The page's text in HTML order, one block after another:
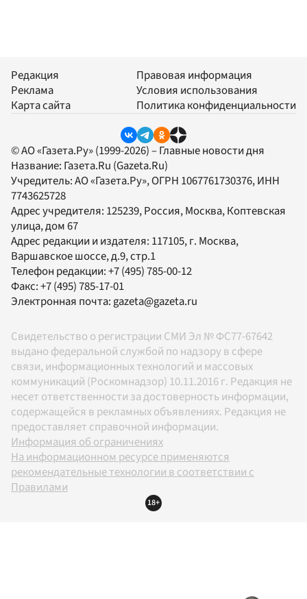
Редакция
Реклама
Карта сайта
Правовая информация
Условия использования
Политика конфиденциальности
© АО «Газета.Ру» (1999-2026) – Главные новости дня
Название: Газета.Ru (Gazeta.Ru)
Учредитель:АО «Газета.Ру», ОГРН 1067761730376, ИНН
7743625728
Адрес учредителя: 125239, Россия, Москва, Коптевская
улица, дом 67
Адрес редакции и издателя: 117105, г. Москва,
Варшавское шоссе, д.9, стр.1
Телефон редакции:+7 (495) 785-00-12
Факс:+7 (495) 785-17-01
Электронная почта:gazeta@gazeta.ru
Свидетельство о регистрации СМИ Эл № ФС77-67642
выдано федеральной службой по надзору в сфере
связи, информационных технологий и массовых
коммуникаций (Роскомнадзор) 10.11.2016 г. Редакция не
несет ответственности за достоверность информации,
содержащейся в рекламных объявлениях. Редакция не
предоставляет справочной информации.
Информация об ограничениях
На информационном ресурсе применяются
рекомендательные технологии в соответствии с
Правилами
18+